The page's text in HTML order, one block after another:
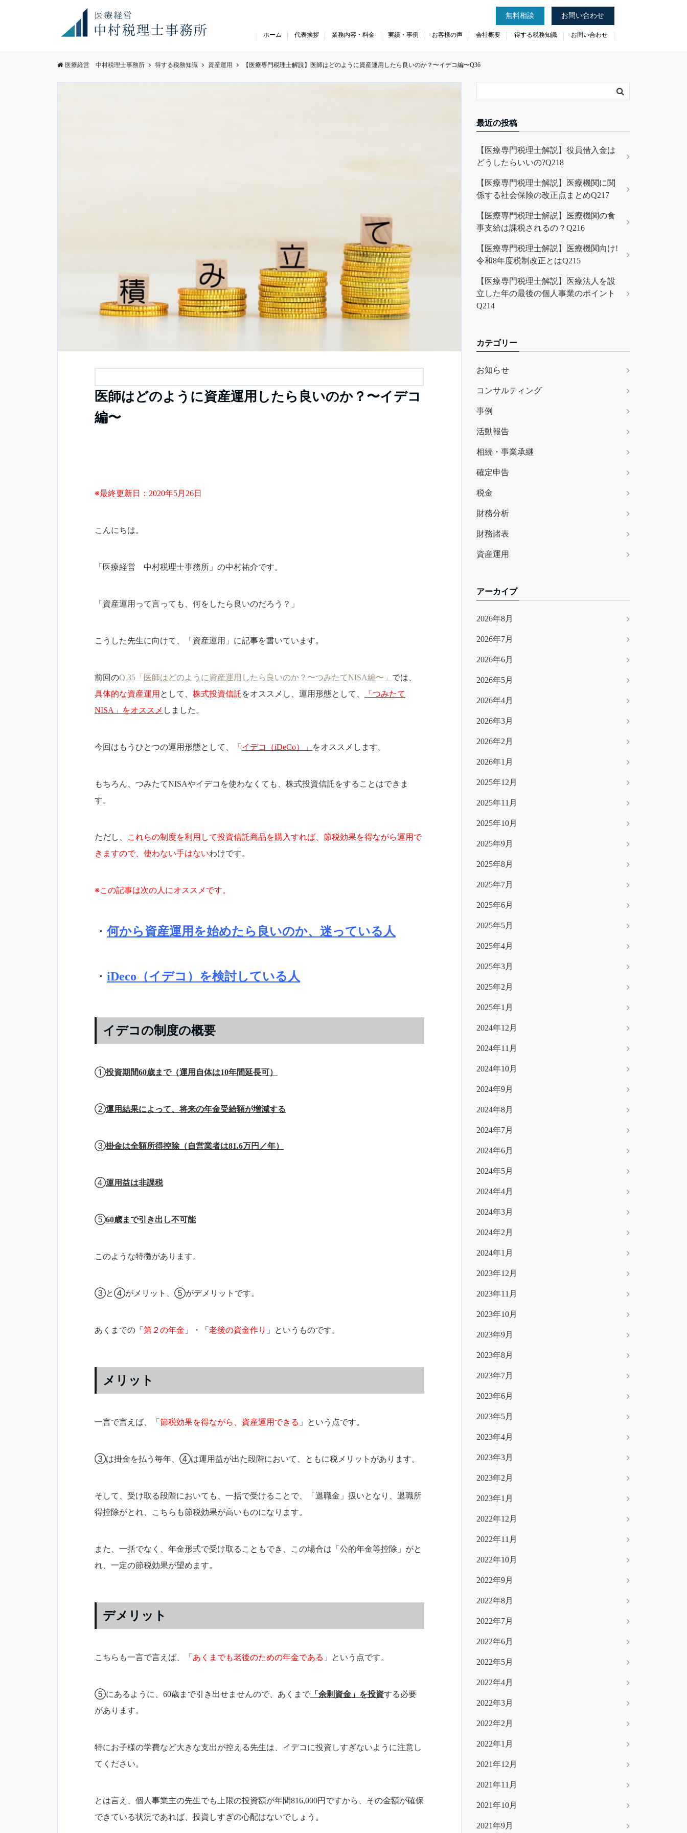
無料相談 お問い合わせ
ホーム 代表挨拶 業務内容・料金 実績・事例 お客様の声 会社概要 得する税務知識 お問い合わせ
お知らせ 満席御礼！ 現在、顧問先件数が上限に達しております。令和8年度のご予約のご希望のみ、お問い合わせください。
医療経営 中村税理士事務所 得する税務知識 資産運用 【医療専門税理士解説】医師はどのように資産運用したら良いのか？〜イデコ編〜Q36
医師はどのように資産運用したら良いのか？〜イデコ
編〜
※最終更新日：2020年5月26日
こんにちは。
「医療経営 中村税理士事務所」の中村祐介です。
「資産運用って言っても、何をしたら良いのだろう？」
こうした先生に向けて、「資産運用」に記事を書いています。
前回のQ 35「医師はどのように資産運用したら良いのか？〜つみたてNISA編〜」 では、
具体的な資産運用 として、 株式投資信託をオススメし、運用形態として、
「つみたて
NISA」をオススメ しました。
今回はもうひとつの運用形態として、 「 イデコ（iDeCo）」 をオススメします。
もちろん、つみたてNISAやイデコを使わなくても、株式投資信託をすることはできま
す。
ただし、
これらの制度を利用して投資信託商品を購入すれば、節税効果を得ながら運用で
きますので、使わない手はないわけです。
※この記事は次の人にオススメです。
・何から資産運用を始めたら良いのか、迷っている人
・ iDeco（イデコ）を検討している人
イデコの制度の概要
①投資期間60歳まで（運用自体は10年間延長可）
②運用結果によって、将来の年金受給額が増減する
③掛金は全額所得控除（自営業者は81.6万円／年）
④運用益は非課税
⑤60歳まで引き出し不可能
このような特徴があります。
③と④がメリット、⑤がデメリットです。
あくまでの「 第２の年金 」・「 老後の資金作り 」というものです。
メリット
一言で言えば、「 節税効果を得ながら、資産運用できる 」という点です。
③は掛金を払う毎年、④は運用益が出た段階において、ともに税メリットがあります。
そして、受け取る段階においても、一括で受けることで、「退職金」扱いとなり、退職所
得控除がとれ、こちらも節税効果が高いものになります。
また、一括でなく、年金形式で受け取ることもでき、この場合は「公的年金等控除」がと
れ、一定の節税効果が望めます。
デメリット
こちらも一言で言えば、「 あくまでも老後のための年金である 」という点です。
⑤にあるように、60歳まで引き出せませんので、あくまで 「余剰資金」を投資する必要
があります。
特にお子様の学費など大きな支出が控える先生は、イデコに投資しすぎないように注意し
てください。
とは言え、個人事業主の先生でも上限の投資額が年間816,000円ですから、その金額が確保
できている状況であれば、投資しすぎの心配はないでしょう。
最近の投稿
【医療専門税理士解説】役員借入金は
どうしたらいいの?Q218
【医療専門税理士解説】医療機関に関
係する社会保険の改正点まとめQ217
【医療専門税理士解説】医療機関の食
事支給は課税されるの？Q216
【医療専門税理士解説】医療機関向け!
令和8年度税制改正とはQ215
【医療専門税理士解説】医療法人を設
立した年の最後の個人事業のポイント
Q214
カテゴリー
お知らせ
コンサルティング
事例
活動報告
相続・事業承継
確定申告
税金
財務分析
財務諸表
資産運用
アーカイブ
2026年8月
2026年7月
2026年6月
2026年5月
2026年4月
2026年3月
2026年2月
2026年1月
2025年12月
2025年11月
2025年10月
2025年9月
2025年8月
2025年7月
2025年6月
2025年5月
2025年4月
2025年3月
2025年2月
2025年1月
2024年12月
2024年11月
2024年10月
2024年9月
2024年8月
2024年7月
2024年6月
2024年5月
2024年4月
2024年3月
2024年2月
2024年1月
2023年12月
2023年11月
2023年10月
2023年9月
2023年8月
2023年7月
2023年6月
2023年5月
2023年4月
2023年3月
2023年2月
2023年1月
2022年12月
2022年11月
2022年10月
2022年9月
2022年8月
2022年7月
2022年6月
2022年5月
2022年4月
2022年3月
2022年2月
2022年1月
2021年12月
2021年11月
2021年10月
2021年9月